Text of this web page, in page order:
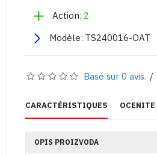
Action: 2
Modèle: TS240016-OAT
Basé sur 0 avis. /
CARACTÉRISTIQUES OCENITE
OPIS PROIZVODA